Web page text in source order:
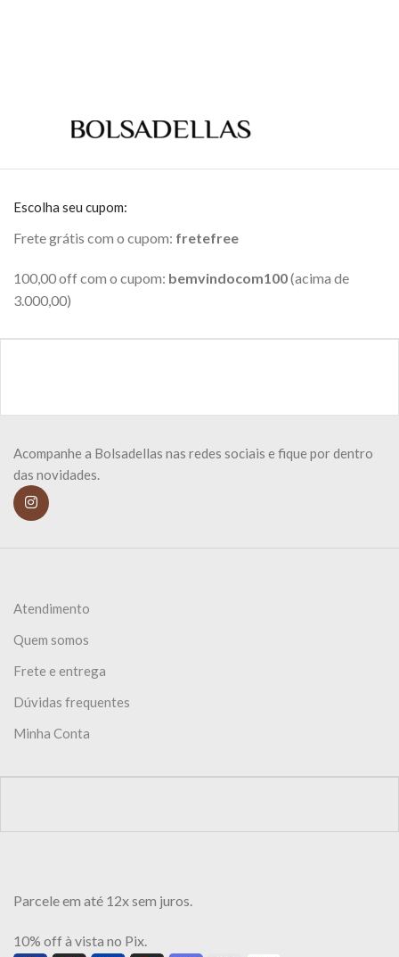
Escolha seu cupom:
Frete grátis com o cupom: fretefree
100,00 off com o cupom: bemvindocom100(acima de
3.000,00)
Acompanhe a Bolsadellas nas redes sociais e fique por dentro
das novidades.
Atendimento
Quem somos
Frete e entrega
Dúvidas frequentes
Minha Conta
Parcele em até 12x sem juros.
10% off à vista no Pix.